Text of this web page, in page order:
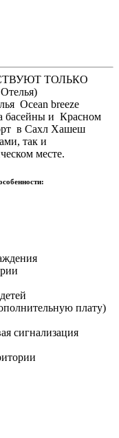
ТОЛЬКО
Ocean breeze
басейны и Красном
в Сахл Хашеш
так и
месте.
плату)
сигнализация